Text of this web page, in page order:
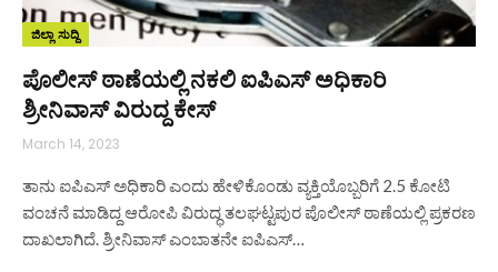
ಜಿಲ್ಲಾ ಸುದ್ದಿ
ಪೊಲೀಸ್ ಠಾಣೆಯಲ್ಲಿ ನಕಲಿ ಐಪಿಎಸ್ ಅಧಿಕಾರಿ
ಶ್ರೀನಿವಾಸ್ ವಿರುದ್ದ ಕೇಸ್
March 14, 2023
ತಾನು ಐಪಿಎಸ್ ಅಧಿಕಾರಿ ಎಂದು ಹೇಳಿಕೊಂಡು ವ್ಯಕ್ತಿಯೊಬ್ಬರಿಗೆ 2.5 ಕೋಟಿ
ವಂಚನೆ ಮಾಡಿದ್ದ ಆರೋಪಿ ವಿರುದ್ಧ ತಲಘಟ್ಟಪುರ ಪೊಲೀಸ್ ಠಾಣೆಯಲ್ಲಿ ಪ್ರಕರಣ
ದಾಖಲಾಗಿದೆ. ಶ್ರೀನಿವಾಸ್ ಎಂಬಾತನೇ ಐಪಿಎಸ್​…